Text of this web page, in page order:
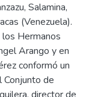
Salamina,
(Venezuela).
Hermanos
Arango y en
conformó un
Conjunto de